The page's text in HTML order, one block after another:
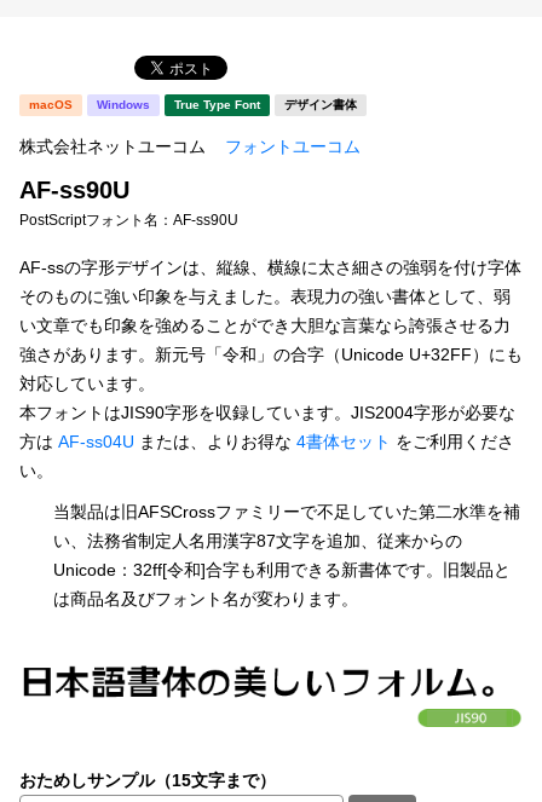
新着一覧
マイページ
お気に入り
ご利用ガイド
タイプフェイス
明朝体
角ゴシック
宋朝体
教科書体 行書体
草書体 勘亭流
江戸文字 デザイン毛筆
すべてを表示
セット or 単体
文字種類
価格帯
macOS Windows True Type Font デザイン書体
株式会社ネットユーコム フォントユーコム
AF-ss90U
PostScriptフォント名： AF-ss90U
AF-ssの字形デザインは、縦線、横線に太さ細さの強弱を付け字体
そのものに強い印象を与えました。表現力の強い書体として、弱
い文章でも印象を強めることができ大胆な言葉なら誇張させる力
強さがあります。新元号「令和」の合字（Unicode U+32FF）にも
対応しています。
本フォントはJIS90字形を収録しています。JIS2004字形が必要な
方は AF-ss04U または、よりお得な 4書体セット をご利用くださ
い。
当製品は旧AFSCrossファミリーで不足していた第二水準を補
い、法務省制定人名用漢字87文字を追加、従来からの
Unicode：32ff[令和]合字も利用できる新書体です。旧製品と
は商品名及びフォント名が変わります。
おためしサンプル（15文字まで）